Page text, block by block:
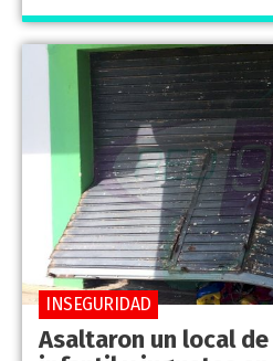
Asaltaron un local
INSEGURIDAD